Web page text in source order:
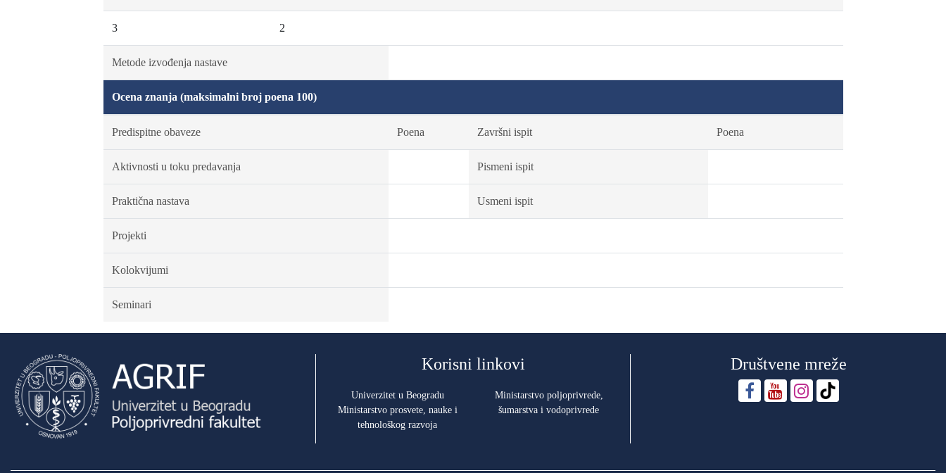
3 2
Metode izvođenja nastave
Ocena znanja (maksimalni broj poena 100)
Predispitne obaveze Poena Završni ispit Poena
Aktivnosti u toku predavanja Pismeni ispit
Praktična nastava Usmeni ispit
Projekti
Kolokvijumi
Seminari
Korisni linkovi
Univerzitet u Beogradu
Ministarstvo prosvete, nauke i
tehnološkog razvoja
Ministarstvo poljoprivrede,
šumarstva i vodoprivrede
Društvene mreže